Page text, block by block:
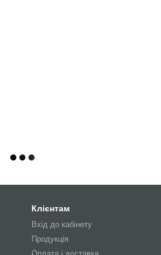
Клієнтам
Вхід до кабінету
Продукція